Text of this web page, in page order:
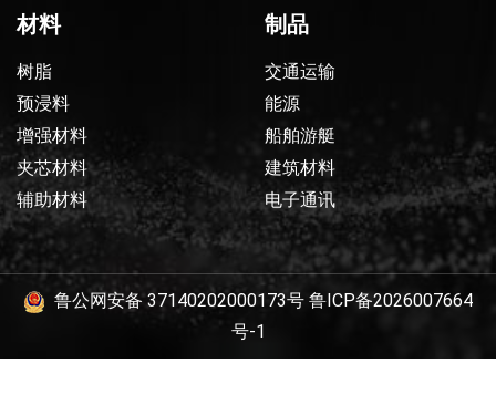
材料
树脂
预浸料
增强材料
夹芯材料
辅助材料
制品
交通运输
能源
船舶游艇
建筑材料
电子通讯
鲁公网安备 37140202000173号 鲁ICP备2026007664
号-1